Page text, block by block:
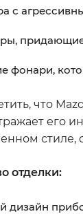
с
фонари,
что
его
стиле,
отделки: